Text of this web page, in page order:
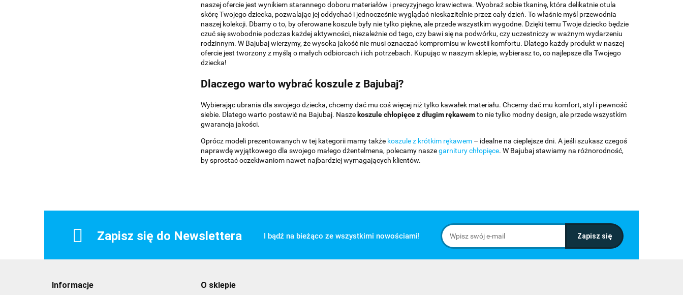
naszej ofercie jest wynikiem starannego doboru materiałów i precyzyjnego krawiectwa. Wyobraź sobie tkaninę, która delikatnie otula
skórę Twojego dziecka, pozwalając jej oddychać i jednocześnie wyglądać nieskazitelnie przez cały dzień. To właśnie myśl przewodnia
naszej kolekcji. Dbamy o to, by oferowane koszule były nie tylko piękne, ale przede wszystkim wygodne. Dzięki temu Twoje dziecko będzie
czuć się swobodnie podczas każdej aktywności, niezależnie od tego, czy bawi się na podwórku, czy uczestniczy w ważnym wydarzeniu
rodzinnym. W Bajubaj wierzymy, że wysoka jakość nie musi oznaczać kompromisu w kwestii komfortu. Dlatego każdy produkt w naszej
ofercie jest tworzony z myślą o małych odbiorcach i ich potrzebach. Kupując w naszym sklepie, wybierasz to, co najlepsze dla Twojego
dziecka!
Dlaczego warto wybrać koszule z Bajubaj?
Wybierając ubrania dla swojego dziecka, chcemy dać mu coś więcej niż tylko kawałek materiału. Chcemy dać mu komfort, styl i pewność
siebie. Dlatego warto postawić na Bajubaj. Nasze koszule chłopięce z długim rękawemto nie tylko modny design, ale przede wszystkim
gwarancja jakości.
Oprócz modeli prezentowanych w tej kategorii mamy także koszule z krótkim rękawem– idealne na cieplejsze dni. A jeśli szukasz czegoś
naprawdę wyjątkowego dla swojego małego dżentelmena, polecamy naszegarnitury chłopięce. W Bajubaj stawiamy na różnorodność,
by sprostać oczekiwaniom nawet najbardziej wymagających klientów.
Zapisz się do Newslettera I bądź na bieżąco ze wszystkimi nowościami!
Informacje O sklepie